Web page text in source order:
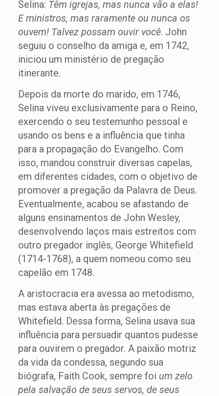
Selina: Têm igrejas, mas nunca vão a elas!
E ministros, mas raramente ou nunca os
ouvem! Talvez possam ouvir você. John
seguiu o conselho da amiga e, em 1742,
iniciou um ministério de pregação
itinerante.
Depois da morte do marido, em 1746,
Selina viveu exclusivamente para o Reino,
exercendo o seu testemunho pessoal e
usando os bens e a influência que tinha
para a propagação do Evangelho. Com
isso, mandou construir diversas capelas,
em diferentes cidades, com o objetivo de
promover a pregação da Palavra de Deus.
Eventualmente, acabou se afastando de
alguns ensinamentos de John Wesley,
desenvolvendo laços mais estreitos com
outro pregador inglês, George Whitefield
(1714-1768), a quem nomeou como seu
capelão em 1748.
A aristocracia era avessa ao metodismo,
mas estava aberta às pregações de
Whitefield. Dessa forma, Selina usava sua
influência para persuadir quantos pudesse
para ouvirem o pregador. A paixão motriz
da vida da condessa, segundo sua
biógrafa, Faith Cook, sempre foi um zelo
pela salvação de seus servos, de seus